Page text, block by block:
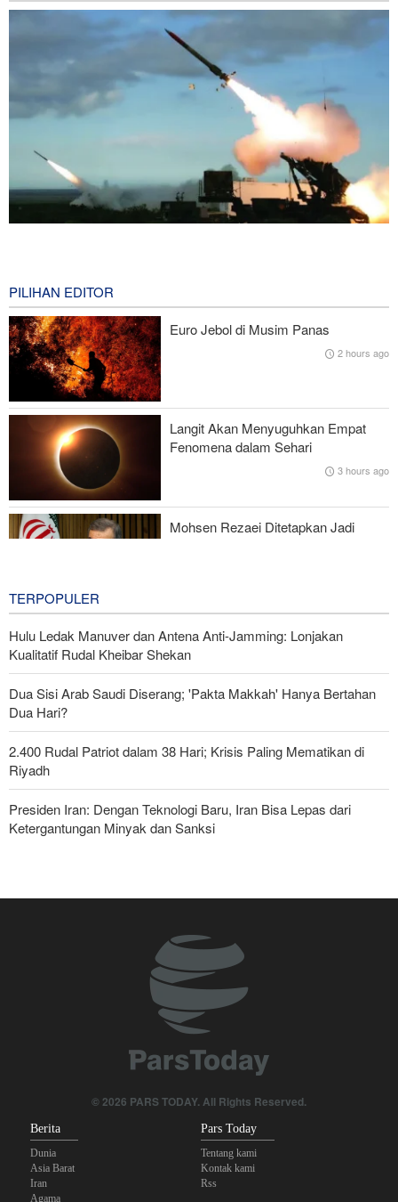
Baghaei: Rezim Zionis Ancaman Terbesar Keamanan Kawasan
Wall Street Journal: Perang dengan Iran Ungkap Kelemahan
Militer Amerika Serikat
Mantan Menhan AS: Posisi Iran Unggul dalam Perang !
Presiden Pezeshkian Bertemu dan Berdialog dengan Rahbar
PILIHAN EDITOR
Euro Jebol di Musim Panas
2 hours ago
Langit Akan Menyuguhkan Empat
Fenomena dalam Sehari
3 hours ago
Mohsen Rezaei Ditetapkan Jadi
TERPOPULER
Hulu Ledak Manuver dan Antena Anti-Jamming: Lonjakan
Kualitatif Rudal Kheibar Shekan
Dua Sisi Arab Saudi Diserang; 'Pakta Makkah' Hanya Bertahan
Dua Hari?
2.400 Rudal Patriot dalam 38 Hari; Krisis Paling Mematikan di
Riyadh
Presiden Iran: Dengan Teknologi Baru, Iran Bisa Lepas dari
Ketergantungan Minyak dan Sanksi
Yahya Saree: Operasi Khusus di Al-Mokha—Puluhan Pasukan
Saudi Tewas dan Terluka
Parlemen Turki: Perjanjian Aliansi dengan Saudi-Pakistan Adalah
Menuju Pendidikan Tinggi Global; Iran-Indonesia Sepakati Kerja
Operasi terbaru Militer Yaman; Kilang Aramco di Jizan Jadi
Target
© 2026 PARS TODAY. All Rights Reserved.
Berita
Dunia
Asia Barat
Iran
Agama
Pars Today
Tentang kami
Kontak kami
Rss